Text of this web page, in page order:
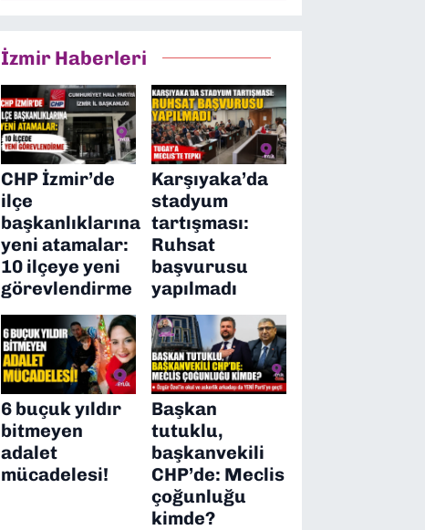
İzmir Haberleri
CHP İzmir’de
ilçe
başkanlıklarına
yeni atamalar:
10 ilçeye yeni
görevlendirme
Karşıyaka’da
stadyum
tartışması:
Ruhsat
başvurusu
yapılmadı
6 buçuk yıldır
bitmeyen
adalet
mücadelesi!
Başkan
tutuklu,
başkanvekili
CHP’de: Meclis
çoğunluğu
kimde?